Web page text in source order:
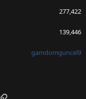
277,422
139,446
gamdomguncel9